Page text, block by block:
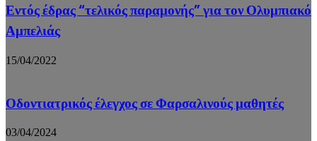
Εντός έδρας “τελικός παραμονής” για τον Ολυμπιακό
Αμπελιάς
15/04/2022
Οδοντιατρικός έλεγχος σε Φαρσαλινούς μαθητές
03/04/2024